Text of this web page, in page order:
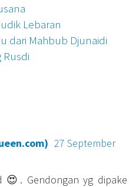
Lebaran
dari Mahbub Djunaidi
Rusdi
27 September
😍. Gendongan yg dipake